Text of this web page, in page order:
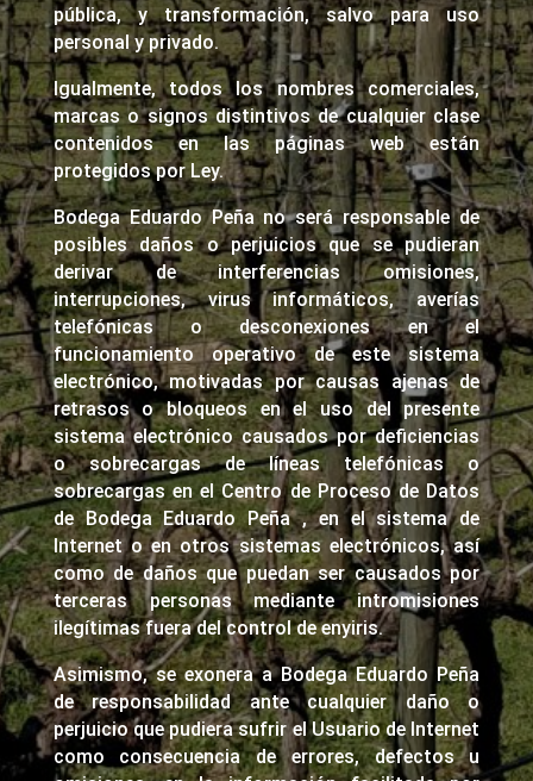
pública, y transformación, salvo para uso
personal y privado.
Igualmente, todos los nombres comerciales,
marcas o signos distintivos de cualquier clase
contenidos en las páginas web están
protegidos por Ley.
Bodega Eduardo Peña no será responsable de
posibles daños o perjuicios que se pudieran
derivar de interferencias omisiones,
interrupciones, virus informáticos, averías
telefónicas o desconexiones en el
funcionamiento operativo de este sistema
electrónico, motivadas por causas ajenas de
retrasos o bloqueos en el uso del presente
sistema electrónico causados por deficiencias
o sobrecargas de líneas telefónicas o
sobrecargas en el Centro de Proceso de Datos
de Bodega Eduardo Peña , en el sistema de
Internet o en otros sistemas electrónicos, así
como de daños que puedan ser causados por
terceras personas mediante intromisiones
ilegítimas fuera del control de enyiris.
Asimismo, se exonera a Bodega Eduardo Peña
de responsabilidad ante cualquier daño o
perjuicio que pudiera sufrir el Usuario de Internet
como consecuencia de errores, defectos u